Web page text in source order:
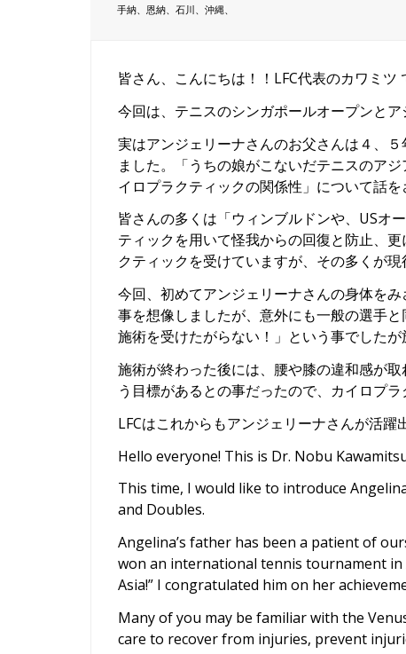
手納、恩納、石川、沖縄、
皆さん、こんにちは！！LFC代表のカワミ
今回は、テニスのシンガポールオープンと
実はアンジェリーナさんのお父さんは４、
ました。「うちの娘がこないだテニスのア
イロプラクティックの関係性」について話を
皆さんの多くは「ウィンブルドンや、USオ
ティックを用いて怪我からの回復と防止、
クティックを受けていますが、その多くが
今回、初めてアンジェリーナさんの身体を
事を想像しましたが、意外にも一般の選手
施術を受けたがらない！」という事でした
施術が終わった後には、腰や膝の違和感が
う目標があるとの事だったので、カイロプラ
LFCはこれからもアンジェリーナさんが活
Hello everyone! This is Dr. Nobu
This time, I would like to introduce
and Doubles.
Angelina’s father has been a patient of
won an international tennis tournament
Asia!” I congratulated him on her
Many of you may be familiar with the
care to recover from injuries, prevent